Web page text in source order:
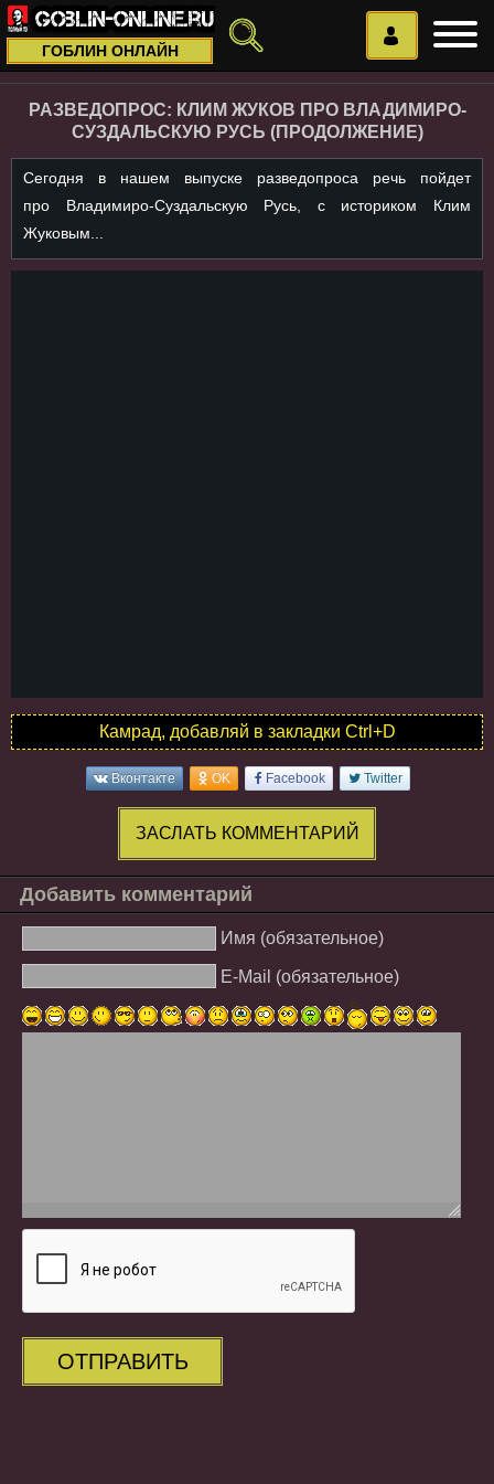
ГОБЛИН ОНЛАЙН
РАЗВЕДОПРОС: КЛИМ ЖУКОВ ПРО ВЛАДИМИРО-
СУЗДАЛЬСКУЮ РУСЬ (ПРОДОЛЖЕНИЕ)
Сегодня в нашем выпуске разведопроса речь пойдет
про Владимиро-Суздальскую Русь, с историком Клим
Жуковым...
Камрад, добавляй в закладки Ctrl+D
Вконтакте OK Facebook Twitter
ЗАСЛАТЬ КОММЕНТАРИЙ
Добавить комментарий
Имя (обязательное)
E-Mail (обязательное)
ОТПРАВИТЬ